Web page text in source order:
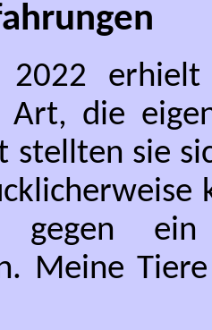
2022
Art, die
stellten sie
gegen
Meine